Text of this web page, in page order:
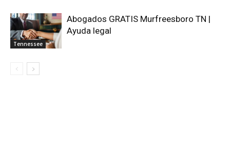
Tennessee
Abogados GRATIS Murfreesboro TN |
Ayuda legal